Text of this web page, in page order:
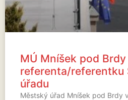
MÚ Mníšek pod
referenta/referentku
úřadu
Městský úřad Mníšek pod Brdy